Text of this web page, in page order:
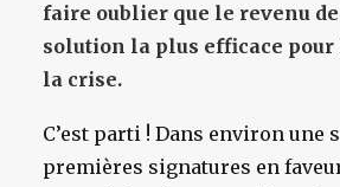
faire oublier que le revenu
solution la plus efficace
la crise.
C’est parti ! Dans environ une
premières signatures en